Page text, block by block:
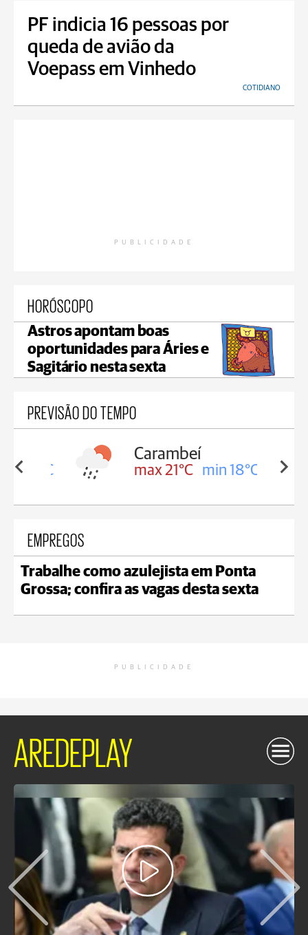
PF indicia 16 pessoas por
queda de avião da
Voepass em Vinhedo
COTIDIANO
PUBLICIDADE
HORÓSCOPO
Astros apontam boas
oportunidades para Áries e
Sagitário nesta sexta
PREVISÃO DO TEMPO
18°C
Carambeí
max 21°C min 18°C
EMPREGOS
Trabalhe como azulejista em Ponta
Grossa; confira as vagas desta sexta
PUBLICIDADE
AREDEPLAY